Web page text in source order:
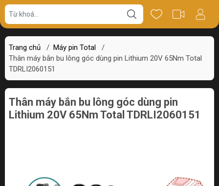
Trang chủ / Máy pin Total
/
Thân máy bắn bu lông góc dùng pin Lithium 20V 65Nm Total
TDRLI2060151
Giá bán Review
Thân máy bắn bu lông góc dùng pin
Lithium 20V 65Nm Total TDRLI2060151